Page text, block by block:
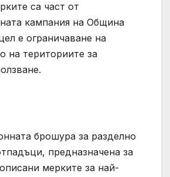
са част от
кампания на Община
е ограничаване на
на териториите за
брошура за разделно
предназначена за
мерките за най-